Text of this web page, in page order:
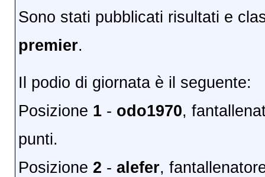
Sono stati pubblicati risultati e
premier.
Il podio di giornata è il seguente:
Posizione 1- odo1970,
punti.
Posizione 2 - alefer,